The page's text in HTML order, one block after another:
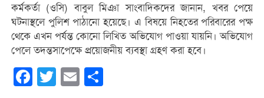
কর্মকর্তা (ওসি) বাবুল মিঞা সাংবাদিকদের জানান, খবর পেয়ে
ঘটনাস্থলে পুলিশ পাঠানো হয়েছে। এ বিষয়ে নিহতের পরিবারের পক্ষ
থেকে এখন পর্যন্ত কোনো লিখিত অভিযোগ পাওয়া যায়নি। অভিযোগ
পেলে তদন্তসাপেক্ষে প্রয়োজনীয় ব্যবস্থা গ্রহণ করা হবে।
Facebook
Twitter Email